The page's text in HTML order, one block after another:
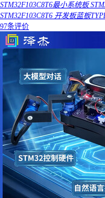
STM32F103C8T6最小系统板
STM32F103C8T6 开发板蓝板
97条评价